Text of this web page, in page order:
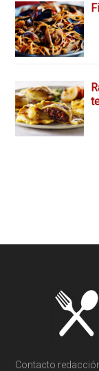
Footer
Contacto